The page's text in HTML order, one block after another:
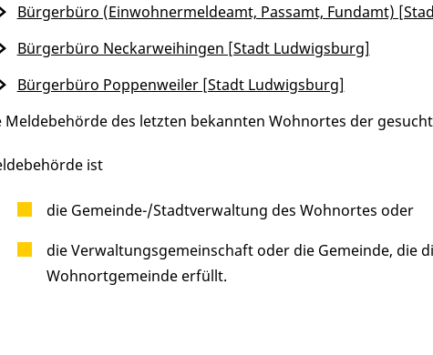
Meldebehörde des letzten bekannten Wohnortes der
ist
die Gemeinde-/Stadtverwaltung des Wohnortes oder
die Verwaltungsgemeinschaft oder die Gemeinde, die
Wohnortgemeinde erfüllt.
Bürgerbüro (Einwohnermeldeamt, Passamt, Fundamt)
Bürgerbüro Neckarweihingen [Stadt Ludwigsburg]
Bürgerbüro Poppenweiler [Stadt Ludwigsburg]